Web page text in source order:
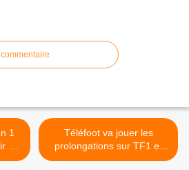
à
Téléfoot va jouer les
prolongations sur TF1 et
l’Equipe la saison prochaine